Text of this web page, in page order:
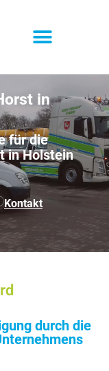
in
für die
in Holstein
Kontakt
durch die